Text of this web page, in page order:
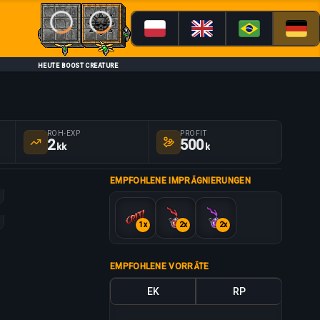
Loading...Loading...
HEUTE BOOST CREATURE
ROH-EXP
2 kk
PROFIT
500 k
EMPFOHLENE IMPRÄGNIERUNGEN
1x 2x 2x
EMPFOHLENE VORRÄTE
EK RP